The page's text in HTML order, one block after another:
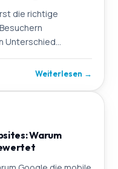
die richtige
Unterschied
Weiterlesen →
Warum